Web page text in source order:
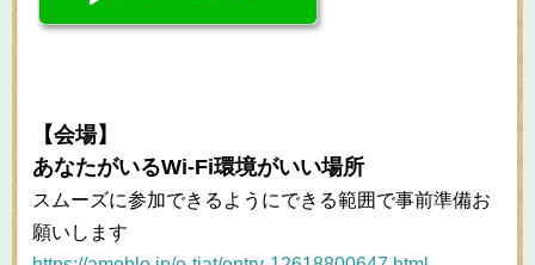
【会場】
あなたがいるWi-Fi環境がいい場所
スムーズに参加できるようにできる範囲で事前準備お
願いします